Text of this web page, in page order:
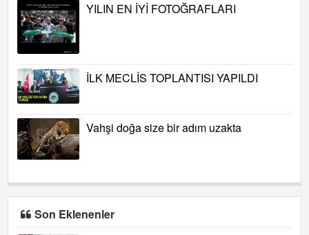
YILIN EN İYİ FOTOĞRAFLARI
İLK MECLİS TOPLANTISI YAPILDI
Vahşi doğa size bir adım uzakta
Son Eklenenler